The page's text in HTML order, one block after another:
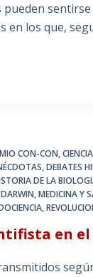
en los que,
CON-CON,
,DEBATES
DE LA
,MEDICINA Y
,
en
según